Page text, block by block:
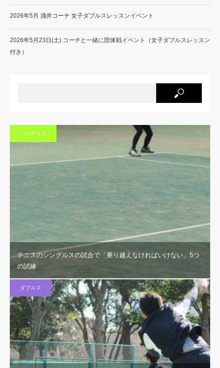
2026年5月 涌井コーチ 女子ダブルスレッスンイベント
2026年5月23日(土) コーチと一緒に団体戦イベント（女子ダブルスレッスン
付き）
シングルス
テニスのシングルスの試合で「乗り越えなければいけない」5つ
の試練
ダブルス